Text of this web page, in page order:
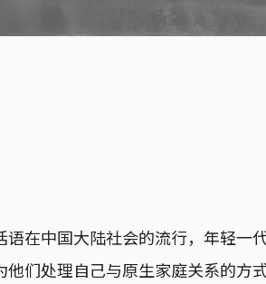
在中国大陆社会的流行，年轻一
们处理自己与原生家庭关系的方